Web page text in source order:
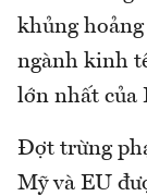
khủng
ngành kinh
lớn nhất của
Đợt trừng
Mỹ và EU